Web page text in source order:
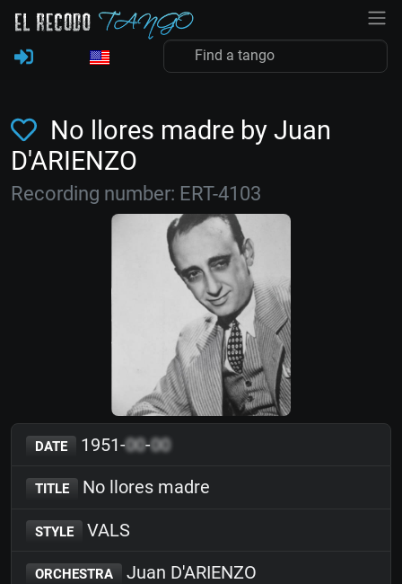
No llores madre by Juan
D'ARIENZO
Recording number: ERT-4103
DATE 1951-00-00
TITLE No llores madre
STYLE VALS
ORCHESTRA Juan D'ARIENZO